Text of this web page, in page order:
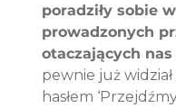
poradziły sobie
prowadzonych
otaczających
pewnie już
hasłem